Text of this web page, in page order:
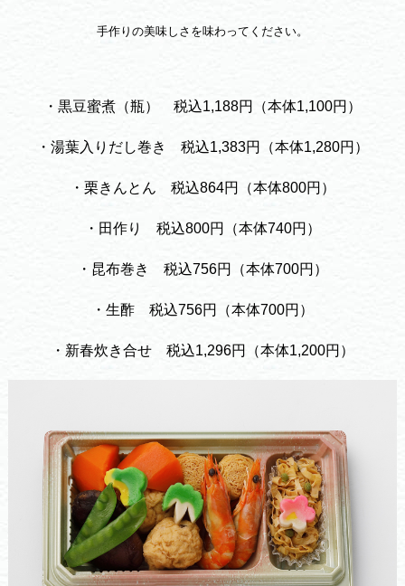
手作りの美味しさを味わってください。
・黒豆蜜煮（瓶） 税込1,188円（本体1,100円）
・湯葉入りだし巻き 税込1,383円（本体1,280円）
・栗きんとん 税込864円（本体800円）
・田作り 税込800円（本体740円）
・昆布巻き 税込756円（本体700円）
・生酢 税込756円（本体700円）
・新春炊き合せ 税込1,296円（本体1,200円）